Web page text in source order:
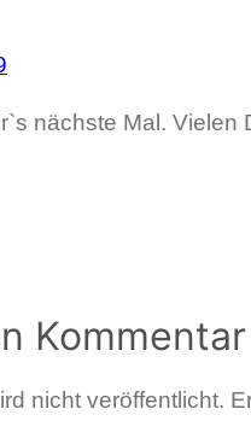
nächste Mal. Vielen
Kommentar
nicht veröffentlicht.